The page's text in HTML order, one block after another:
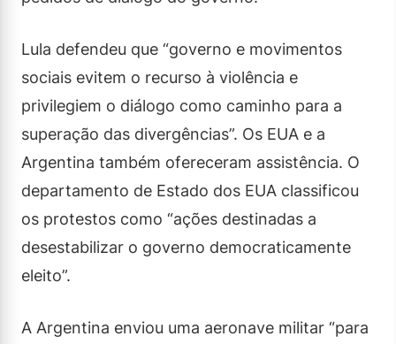
Lula defendeu que “governo e movimentos
sociais evitem o recurso à violência e
privilegiem o diálogo como caminho para a
superação das divergências”. Os EUA e a
Argentina também ofereceram assistência. O
departamento de Estado dos EUA classificou
os protestos como “ações destinadas a
desestabilizar o governo democraticamente
eleito”.
A Argentina enviou uma aeronave militar “para